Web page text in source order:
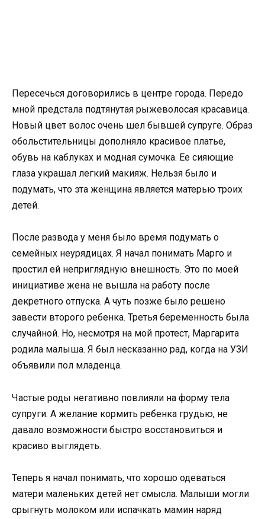
Пересечься договорились в центре города. Передо
мной предстала подтянутая рыжеволосая красавица.
Новый цвет волос очень шел бывшей супруге. Образ
обольстительницы дополняло красивое платье,
обувь на каблуках и модная сумочка. Ее сияющие
глаза украшал легкий макияж. Нельзя было и
подумать, что эта женщина является матерью троих
детей.
После развода у меня было время подумать о
семейных неурядицах. Я начал понимать Марго и
простил ей неприглядную внешность. Это по моей
инициативе жена не вышла на работу после
декретного отпуска. А чуть позже было решено
завести второго ребенка. Третья беременность была
случайной. Но, несмотря на мой протест, Маргарита
родила малыша. Я был несказанно рад, когда на УЗИ
объявили пол младенца.
Частые роды негативно повлияли на форму тела
супруги. А желание кормить ребенка грудью, не
давало возможности быстро восстановиться и
красиво выглядеть.
Теперь я начал понимать, что хорошо одеваться
матери маленьких детей нет смысла. Малыши могли
срыгнуть молоком или испачкать мамин наряд